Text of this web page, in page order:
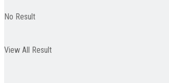
No Result
View All Result